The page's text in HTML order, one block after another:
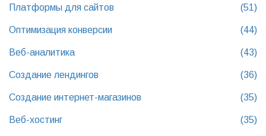
Платформы для сайтов (51)
Оптимизация конверсии (44)
Веб-аналитика (43)
Создание лендингов (36)
Создание интернет-магазинов (35)
Веб-хостинг (35)